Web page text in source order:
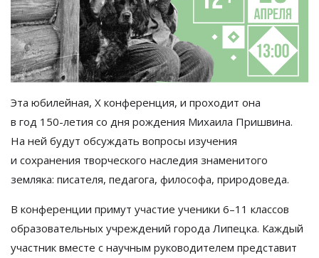
Эта юбилейная, X конференция, и проходит она
в год 150-летия со дня рождения Михаила Пришвина.
На ней будут обсуждать вопросы изучения
и сохранения творческого наследия знаменитого
земляка: писателя, педагога, философа, природоведа.
В конференции примут участие ученики 6–11 классов
образовательных учреждений города Липецка. Каждый
участник вместе с научным руководителем представит